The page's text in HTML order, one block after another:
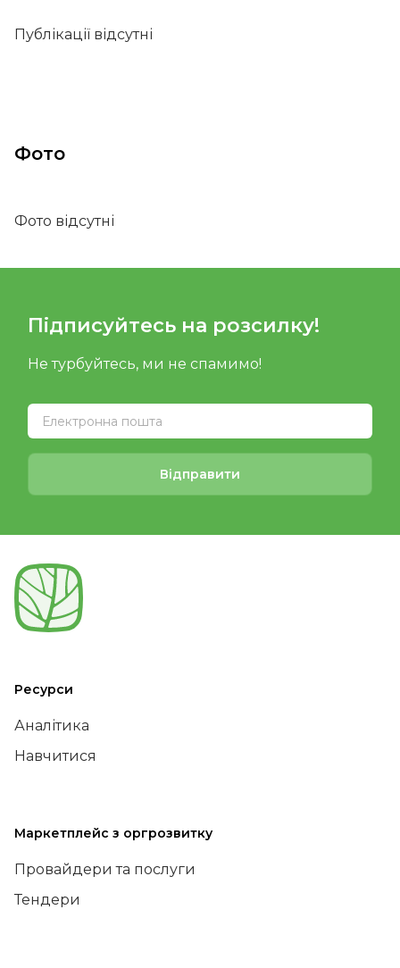
Публікації відсутні
Фото
Фото відсутні
Підписуйтесь на розсилку!
Не турбуйтесь, ми не спамимо!
Відправити
Ресурси
Аналітика
Навчитися
Маркетплейс з оргрозвитку
Провайдери та послуги
Тендери